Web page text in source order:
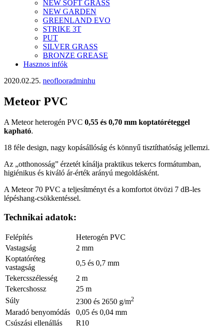
NEW SOFT GRASS
NEW GARDEN
GREENLAND EVO
STRIKE 3T
PUT
SILVER GRASS
BRONZE GREASE
Hasznos infók
2020.02.25. neoflooradminhu
Meteor PVC
A Meteor heterogén PVC 0,55 és 0,70 mm koptatóréteggel
kapható.
18 féle design, nagy kopásállóság és könnyű tisztíthatóság jellemzi.
Az „otthonosság” érzetét kínálja praktikus tekercs formátumban,
higiénikus és kiváló ár-érték arányú megoldásként.
A Meteor 70 PVC a teljesítményt és a komfortot ötvözi 7 dB-les
lépéshang-csökkentéssel.
Technikai adatok:
Felépítés
Heterogén PVC
Vastagság
2 mm
Koptatóréteg
vastagság
0,5 és 0,7 mm
Tekercsszélesség
2 m
Tekercshossz
25 m
Súly
2300 és 2650 g/m2
Maradó benyomódás
0,05 és 0,04 mm
Csúszási ellenállás
R10